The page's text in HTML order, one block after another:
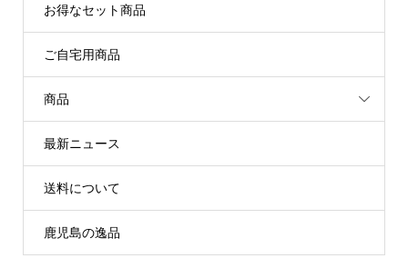
お得なセット商品
ご自宅用商品
商品
最新ニュース
送料について
鹿児島の逸品